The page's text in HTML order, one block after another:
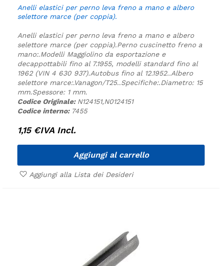
Anelli elastici per perno leva freno a mano e albero
selettore marce (per coppia).
Anelli elastici per perno leva freno a mano e albero
selettore marce (per coppia).Perno cuscinetto freno a
mano:.Modelli Maggiolino da esportazione e
decappottabili fino al 7.1955, modelli standard fino al
1962 (VIN 4 630 937).Autobus fino al 12.1952..Albero
selettore marce:.Vanagon/T25..Specifiche:.Diametro: 15
mm.Spessore: 1 mm.
Codice Originale: N124151,N0124151
Codice interno: 7455
1,15 €IVA Incl.
Aggiungi al carrello
Aggiungi alla Lista dei Desideri